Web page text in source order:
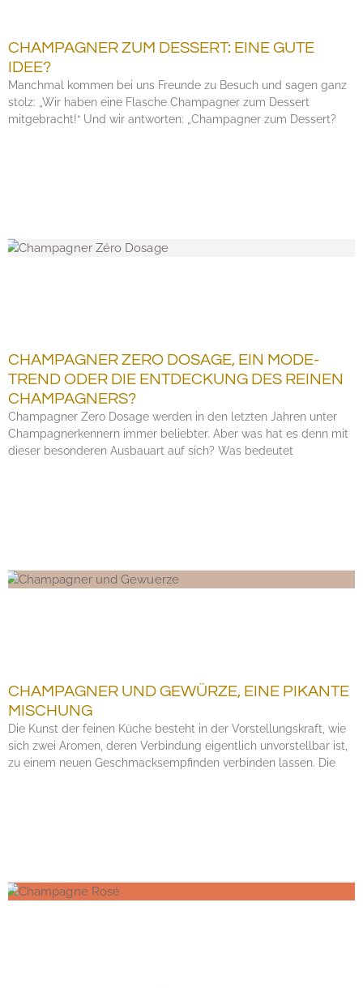
CHAMPAGNER ZUM DESSERT: EINE GUTE
IDEE?
Manchmal kommen bei uns Freunde zu Besuch und sagen ganz
stolz: „Wir haben eine Flasche Champagner zum Dessert
mitgebracht!“ Und wir antworten: „Champagner zum Dessert?
CHAMPAGNER ZERO DOSAGE, EIN MODE-
TREND ODER DIE ENTDECKUNG DES REINEN
CHAMPAGNERS?
Champagner Zero Dosage werden in den letzten Jahren unter
Champagnerkennern immer beliebter. Aber was hat es denn mit
dieser besonderen Ausbauart auf sich? Was bedeutet
CHAMPAGNER UND GEWÜRZE, EINE PIKANTE
MISCHUNG
Die Kunst der feinen Küche besteht in der Vorstellungskraft, wie
sich zwei Aromen, deren Verbindung eigentlich unvorstellbar ist,
zu einem neuen Geschmacksempfinden verbinden lassen. Die